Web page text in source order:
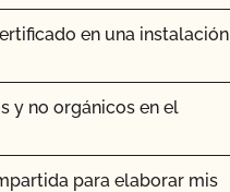
posterior a la
que me ha enviado mi
en una instalación
y no orgánicos en el
para elaborar mis